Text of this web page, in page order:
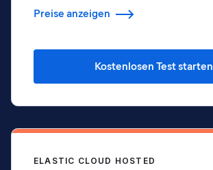
Preise anzeigen
Kostenlosen Test starten
ELASTIC CLOUD HOSTED